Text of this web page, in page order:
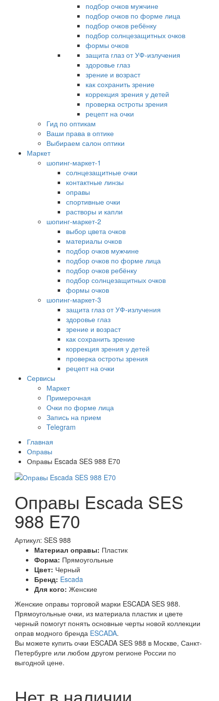
подбор очков мужчине
подбор очков по форме лица
подбор очков ребёнку
подбор солнцезащитных очков
формы очков
защита глаз от УФ-излучения
здоровье глаз
зрение и возраст
как сохранить зрение
коррекция зрения у детей
проверка остроты зрения
рецепт на очки
Гид по оптикам
Ваши права в оптике
Выбираем салон оптики
Маркет
шопинг-маркет-1
солнцезащитные очки
контактные линзы
оправы
спортивные очки
растворы и капли
шопинг-маркет-2
выбор цвета очков
материалы очков
подбор очков мужчине
подбор очков по форме лица
подбор очков ребёнку
подбор солнцезащитных очков
формы очков
шопинг-маркет-3
защита глаз от УФ-излучения
здоровье глаз
зрение и возраст
как сохранить зрение
коррекция зрения у детей
проверка остроты зрения
рецепт на очки
Сервисы
Маркет
Примерочная
Очки по форме лица
Запись на прием
Telegram
Главная
Оправы
Оправы Escada SES 988 E70
Оправы Escada SES
988 E70
Артикул: SES 988
Материал оправы: Пластик
Форма: Прямоугольные
Цвет: Черный
Бренд: Escada
Для кого: Женские
Женские оправы торговой марки ESCADA SES 988.
Прямоугольные очки, из материала пластик и цвете
черный помогут понять основные черты новой коллекции
оправ модного бренда ESCADA.
Вы можете купить очки ESCADA SES 988 в Москве, Санкт-
Петербурге или любом другом регионе России по
выгодной цене.